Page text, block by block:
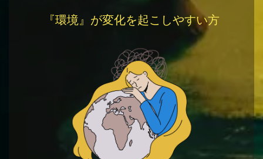
『環境』が変化を起こしやすい方